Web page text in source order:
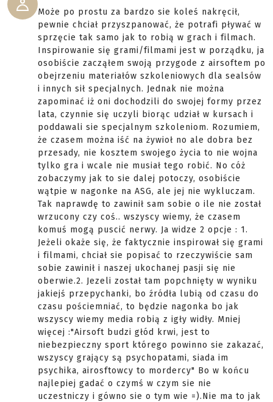
Może po prostu za bardzo sie koleś nakręcił,
pewnie chciał przyszpanować, że potrafi pływać w
sprzęcie tak samo jak to robią w grach i filmach.
Inspirowanie się grami/filmami jest w porządku, ja
osobiście zacząłem swoją przygode z airsoftem po
obejrzeniu materiałów szkoleniowych dla sealsów
i innych sił specjalnych. Jednak nie można
zapominać iż oni dochodzili do swojej formy przez
lata, czynnie się uczyli biorąc udział w kursach i
poddawali sie specjalnym szkoleniom. Rozumiem,
że czasem można iść na żywioł no ale dobra bez
przesady, nie kosztem swojego życia to nie wojna
tylko gra i wcale nie musiał tego robić. No cóż
zobaczymy jak to sie dalej potoczy, osobiście
wątpie w nagonke na ASG, ale jej nie wykluczam.
Tak naprawdę to zawinił sam sobie o ile nie został
wrzucony czy coś.. wszyscy wiemy, że czasem
komuś mogą puscić nerwy. Ja widze 2 opcje : 1.
Jeżeli okaże się, że faktycznie inspirował się grami
i filmami, chciał sie popisać to rzeczywiście sam
sobie zawinił i naszej ukochanej pasji się nie
oberwie.2. Jezeli został tam popchnięty w wyniku
jakiejś przepychanki, bo źródła lubią od czasu do
czasu pościemniać, to będzie nagonka bo jak
wszyscy wiemy media robią z igły widły. Mniej
więcej :"Airsoft budzi głód krwi, jest to
niebezpieczny sport którego powinno sie zakazać,
wszyscy grający są psychopatami, siada im
psychika, airosftowcy to mordercy" Bo w końcu
najlepiej gadać o czymś w czym sie nie
uczestniczy i gówno sie o tym wie =).Nie ma to jak